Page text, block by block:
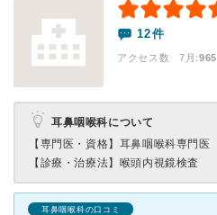
12件
アクセス数 7月:965
耳鼻咽喉科について
【専門医・資格】 耳鼻咽喉科専門医
【診療・治療法】 喉頭内視鏡検査
耳鼻咽喉科の口コミ